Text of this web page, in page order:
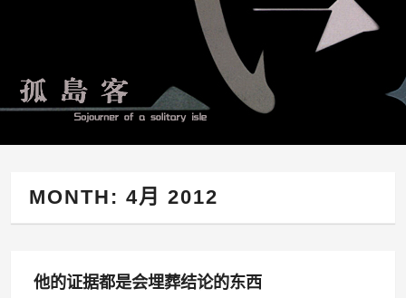
MONTH:4月 2012
他的证据都是会埋葬结论的东西